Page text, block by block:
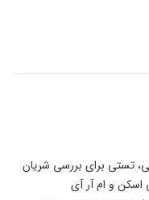
تستی برای بررسی شریان